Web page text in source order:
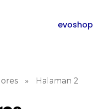
evoshop
» Halaman 2